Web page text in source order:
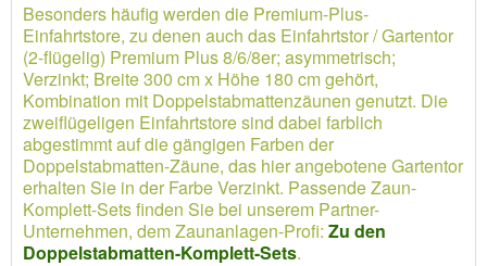
Besonders häufig werden die Premium-Plus-
Einfahrtstore, zu denen auch das Einfahrtstor / Gartentor
(2-flügelig) Premium Plus 8/6/8er; asymmetrisch;
Verzinkt; Breite 300 cm x Höhe 180 cm gehört,
Kombination mit Doppelstabmattenzäunen genutzt. Die
zweiflügeligen Einfahrtstore sind dabei farblich
abgestimmt auf die gängigen Farben der
Doppelstabmatten-Zäune, das hier angebotene Gartentor
erhalten Sie in der Farbe Verzinkt. Passende Zaun-
Komplett-Sets finden Sie bei unserem Partner-
Unternehmen, dem Zaunanlagen-Profi: Zu den
Doppelstabmatten-Komplett-Sets.